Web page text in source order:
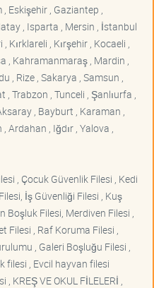
Eskişehir , Gaziantep ,
, Isparta , Mersin , İstanbul
Kırklareli , Kırşehir , Kocaeli ,
, Kahramanmaraş , Mardin ,
, Rize , Sakarya , Samsun ,
Trabzon , Tunceli , Şanlıurfa ,
, Bayburt , Karaman ,
Ardahan , Iğdır , Yalova ,
, Çocuk Güvenlik Filesi , Kedi
İş Güvenliği Filesi , Kuş
Boşluk Filesi, Merdiven Filesi ,
Filesi , Raf Koruma Filesi ,
, Galeri Boşluğu Filesi ,
filesi , Evcil hayvan filesi
KREŞ VE OKUL FİLELERİ ,